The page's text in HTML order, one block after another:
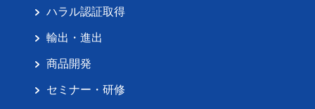
ハラル認証取得
輸出・進出
商品開発
セミナー・研修